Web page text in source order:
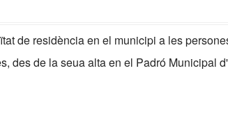
de residència en el municipi a les
des de la seua alta en el Padró Municipal